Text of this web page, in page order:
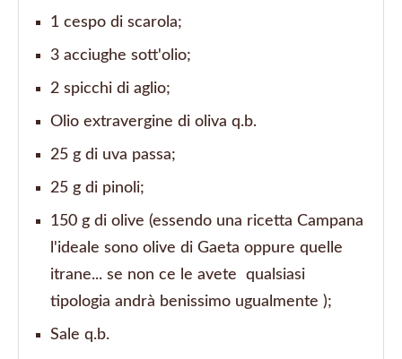
1 cespo di scarola;
3 acciughe sott'olio;
2 spicchi di aglio;
Olio extravergine di oliva q.b.
25 g di uva passa;
25 g di pinoli;
150 g di olive (essendo una ricetta Campana
l'ideale sono olive di Gaeta oppure quelle
itrane... se non ce le avete qualsiasi
tipologia andrà benissimo ugualmente );
Sale q.b.